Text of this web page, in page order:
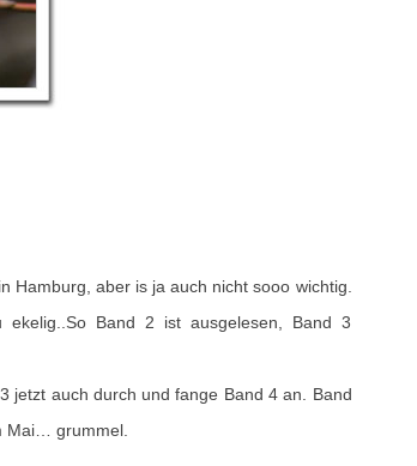
aber is ja auch nicht sooo wichtig.
Band 2 ist ausgelesen, Band 3
jetzt auch durch und fange Band 4 an. Band
Mai… grummel.